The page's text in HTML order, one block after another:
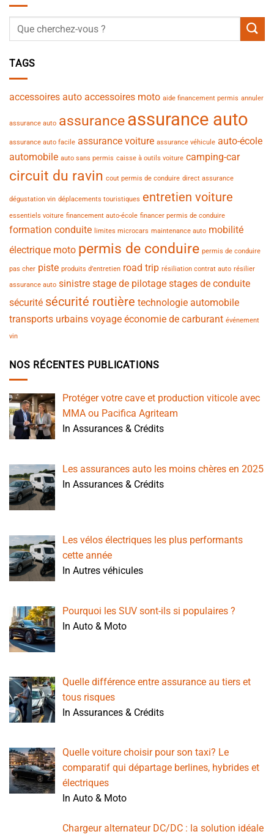
TAGS
accessoires auto accessoires moto aide financement permis annuler
assurance auto assuranceassurance auto
assurance auto facile assurance voiture assurance véhicule auto-école
automobile auto sans permis caisse à outils voiture camping-car
circuit du ravin cout permis de conduire direct assurance
dégustation vin déplacements touristiques entretien voiture
essentiels voiture financement auto-école financer permis de conduire
formation conduite limites microcars maintenance auto mobilité
électrique moto permis de conduire permis de conduire
pas cher piste produits d’entretien road trip résiliation contrat auto résilier
assurance auto sinistre stage de pilotage stages de conduite
sécurité sécurité routière technologie automobile
transports urbains voyage économie de carburant événement
vin
NOS RÉCENTES PUBLICATIONS
Protéger votre cave et production viticole avec
MMA ou Pacifica Agriteam
In Assurances & Crédits
Les assurances auto les moins chères en 2025
In Assurances & Crédits
Les vélos électriques les plus performants
cette année
In Autres véhicules
Pourquoi les SUV sont-ils si populaires ?
In Auto & Moto
Quelle différence entre assurance au tiers et
tous risques
In Assurances & Crédits
Quelle voiture choisir pour son taxi? Le
comparatif qui départage berlines, hybrides et
électriques
In Auto & Moto
Chargeur alternateur DC/DC : la solution idéale